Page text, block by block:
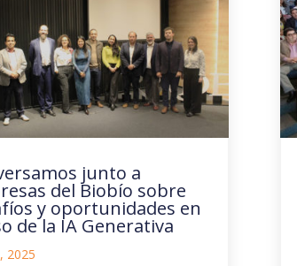
junto a
del Biobío sobre
y oportunidades en
de la IA Generativa
2025